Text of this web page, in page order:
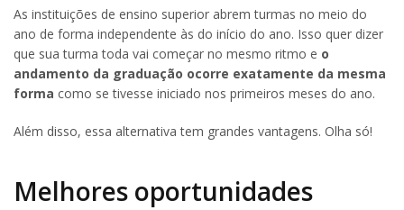
As instituições de ensino superior abrem turmas no meio do
ano de forma independente às do início do ano. Isso quer dizer
que sua turma toda vai começar no mesmo ritmo e o
andamento da graduação ocorre exatamente da mesma
forma como se tivesse iniciado nos primeiros meses do ano.
Além disso, essa alternativa tem grandes vantagens. Olha só!
Melhores oportunidades